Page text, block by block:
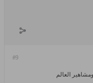
#9
العالم